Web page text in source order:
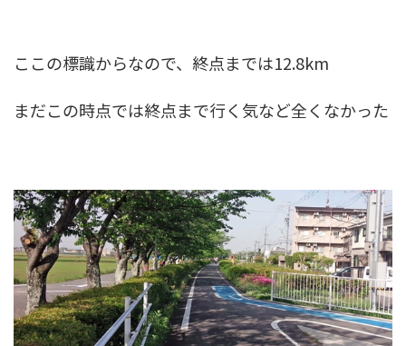
ここの標識からなので、終点までは12.8km
まだこの時点では終点まで行く気など全くなかった